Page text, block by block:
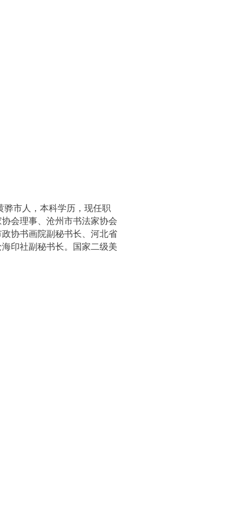
骅市人，本科学历，现任职
会理事、沧州市书法家协会
协书画院副秘书长、河北省
印社副秘书长。国家二级美